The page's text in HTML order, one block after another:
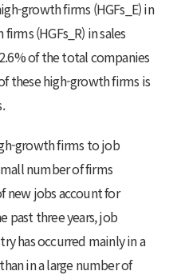
growth firms (HGFs_E) in
(HGFs_R) in sales
of the total companies
these high-growth firms is
growth firms to job
number of firms
jobs account for
past three years, job
has occurred mainly in a
in a large number of